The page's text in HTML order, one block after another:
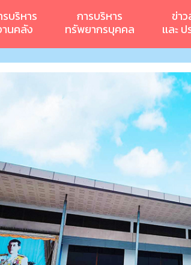
บริหาร
นคลัง
การบริหาร
ทรัพยากรบุคคล
ข่า
เเละ